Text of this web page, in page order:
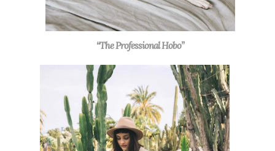
“The Professional Hobo”